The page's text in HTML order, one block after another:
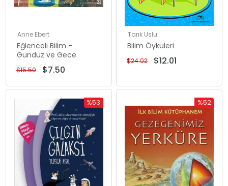
Anne Ebert
Eğlenceli Bilim -
Gündüz ve Gece
$7.50
$15.50
Tarık Uslu
Bilim Öyküleri
$12.01
$24.02
%53
Rabatt
%53Rabatt
%52
Rabatt